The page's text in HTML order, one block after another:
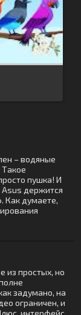
– водяные
Такое
пушка! И
Asus держится
Как думаете,
из простых, но
задумано, на
ограничен, и
интерфейс